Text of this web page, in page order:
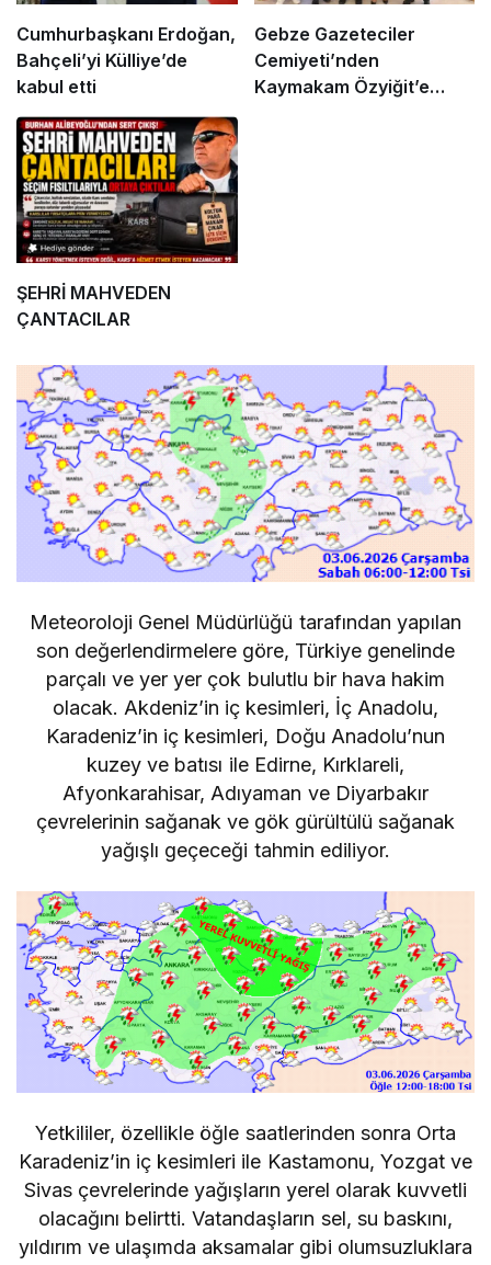
Cumhurbaşkanı Erdoğan,
Bahçeli’yi Külliye’de
kabul etti
Gebze Gazeteciler
Cemiyeti’nden
Kaymakam Özyiğit’e
ŞEHRİ MAHVEDEN
ÇANTACILAR
Meteoroloji Genel Müdürlüğü tarafından yapılan
son değerlendirmelere göre, Türkiye genelinde
parçalı ve yer yer çok bulutlu bir hava hakim
olacak. Akdeniz’in iç kesimleri, İç Anadolu,
Karadeniz’in iç kesimleri, Doğu Anadolu’nun
kuzey ve batısı ile Edirne, Kırklareli,
Afyonkarahisar, Adıyaman ve Diyarbakır
çevrelerinin sağanak ve gök gürültülü sağanak
yağışlı geçeceği tahmin ediliyor.
Yetkililer, özellikle öğle saatlerinden sonra Orta
Karadeniz’in iç kesimleri ile Kastamonu, Yozgat ve
Sivas çevrelerinde yağışların yerel olarak kuvvetli
olacağını belirtti. Vatandaşların sel, su baskını,
yıldırım ve ulaşımda aksamalar gibi olumsuzluklara